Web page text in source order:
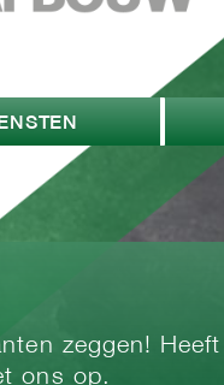
zeggen!
ons op.